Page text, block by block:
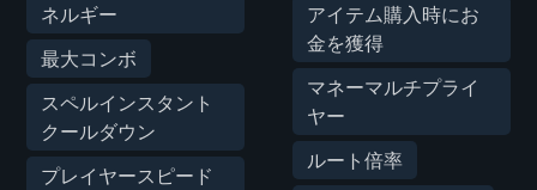
ネルギー
最大コンボ
スペルインスタント
クールダウン
プレイヤースピード
アイテム購入時にお
金を獲得
マネーマルチプライ
ヤー
ルート倍率